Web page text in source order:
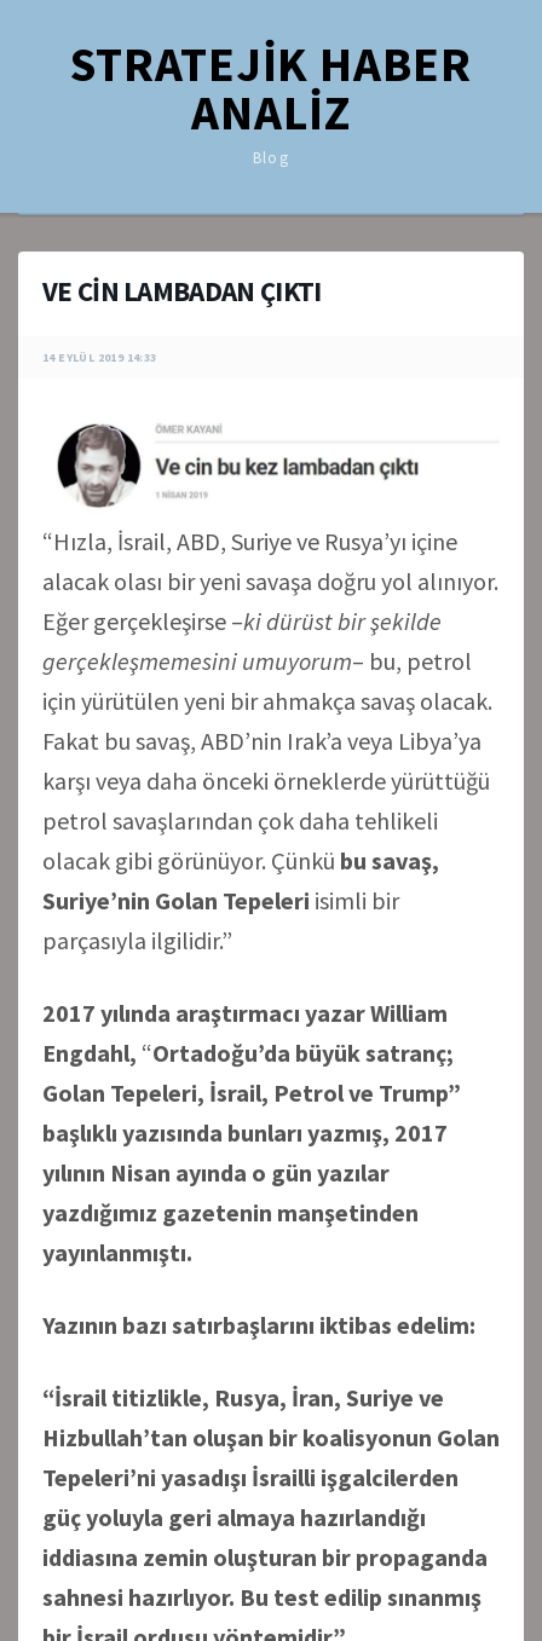
STRATEJİK HABER
ANALİZ
Blog
VE CİN LAMBADAN ÇIKTI
14 EYLÜL 2019 14:33
“Hızla, İsrail, ABD, Suriye ve Rusya’yı içine
alacak olası bir yeni savaşa doğru yol alınıyor.
Eğer gerçekleşirse –ki dürüst bir şekilde
gerçekleşmemesini umuyorum– bu, petrol
için yürütülen yeni bir ahmakça savaş olacak.
Fakat bu savaş, ABD’nin Irak’a veya Libya’ya
karşı veya daha önceki örneklerde yürüttüğü
petrol savaşlarından çok daha tehlikeli
olacak gibi görünüyor. Çünkü bu savaş,
Suriye’nin Golan Tepeleri isimli bir
parçasıyla ilgilidir.”
2017 yılında araştırmacı yazarWilliam
Engdahl, “Ortadoğu’da büyük satranç;
Golan Tepeleri, İsrail, Petrol ve Trump”
başlıklı yazısında bunları yazmış, 2017
yılının Nisan ayında o gün yazılar
yazdığımız gazetenin manşetinden
yayınlanmıştı.
Yazının bazı satırbaşlarını iktibas edelim:
“İsrail titizlikle, Rusya, İran, Suriye ve
Hizbullah’tan oluşan bir koalisyonun Golan
Tepeleri’ni yasadışı İsrailli işgalcilerden
güç yoluyla geri almaya hazırlandığı
iddiasına zemin oluşturan bir propaganda
sahnesi hazırlıyor. Bu test edilip sınanmış